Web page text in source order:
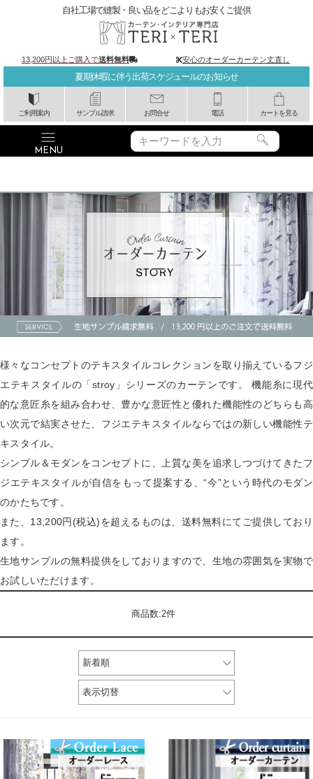
夏期休暇に伴う出荷スケジュールのお知らせ
ご利用案内 サンプル請求 お問合せ 電話 カートを見る
自社工場で縫製・良い品をどこよりもお安くご提供
13,200円以上ご購入で送料無料 安心のオーダーカーテン丈直し
様々なコンセプトのテキスタイルコレクションを取り揃えているフジ
エテキスタイルの「stroy」シリーズのカーテンです。 機能糸に現代
的な意匠糸を組み合わせ、豊かな意匠性と優れた機能性のどちらも高
い次元で結実させた、フジエテキスタイルならではの新しい機能性テ
キスタイル。
シンプル＆モダンをコンセプトに、上質な美を追求しつづけてきたフ
ジエテキスタイルが自信をもって提案する、“今”という時代のモダン
のかたちです。
また、13,200円(税込)を超えるものは、送料無料にてご提供しており
ます。
生地サンプルの無料提供をしておりますので、生地の雰囲気を実物で
お試しいただけます。
商品数:2件
新着順
表示切替